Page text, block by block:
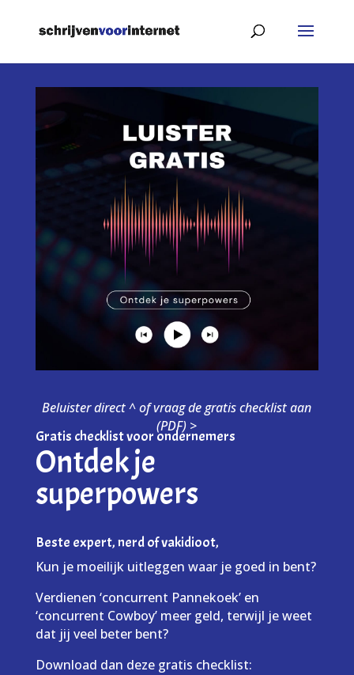
Beluister direct ^ of vraag de gratis checklist aan
(PDF) >
Gratis checklist voor ondernemers
Ontdek je
superpowers
Beste expert, nerd of vakidioot,
Kun je moeilijk uitleggen waar je goed in bent?
Verdienen ‘concurrent Pannekoek’ en
‘concurrent Cowboy’ meer geld, terwijl je weet
dat jij veel beter bent?
Download dan deze gratis checklist: